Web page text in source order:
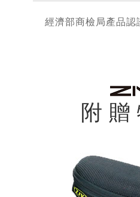
經濟部商檢局產品認
附 贈